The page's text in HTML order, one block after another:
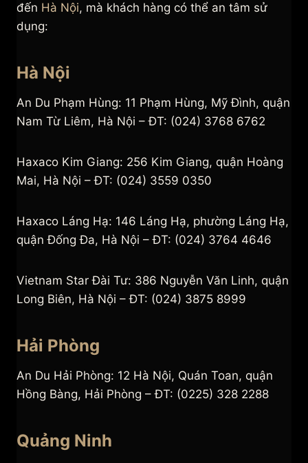
đến Hà Nội, mà khách hàng có thể an tâm sử
dụng:
Hà Nội
An Du Phạm Hùng: 11 Phạm Hùng, Mỹ Đình, quận
Nam Từ Liêm, Hà Nội – ĐT: (024) 3768 6762
Haxaco Kim Giang: 256 Kim Giang, quận Hoàng
Mai, Hà Nội – ĐT: (024) 3559 0350
Haxaco Láng Hạ: 146 Láng Hạ, phường Láng Hạ,
quận Đống Đa, Hà Nội – ĐT: (024) 3764 4646
Vietnam Star Đài Tư: 386 Nguyễn Văn Linh, quận
Long Biên, Hà Nội – ĐT: (024) 3875 8999
Hải Phòng
An Du Hải Phòng: 12 Hà Nội, Quán Toan, quận
Hồng Bàng, Hải Phòng – ĐT: (0225) 328 2288
Quảng Ninh